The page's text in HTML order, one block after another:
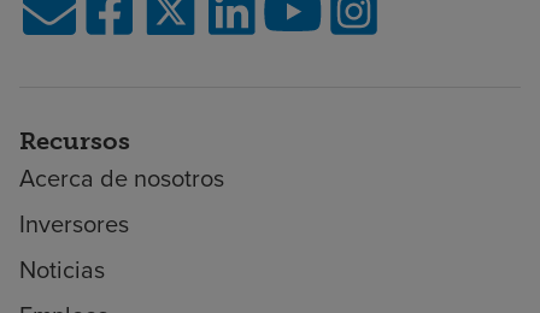
Recursos
Acerca de nosotros
Inversores
Noticias